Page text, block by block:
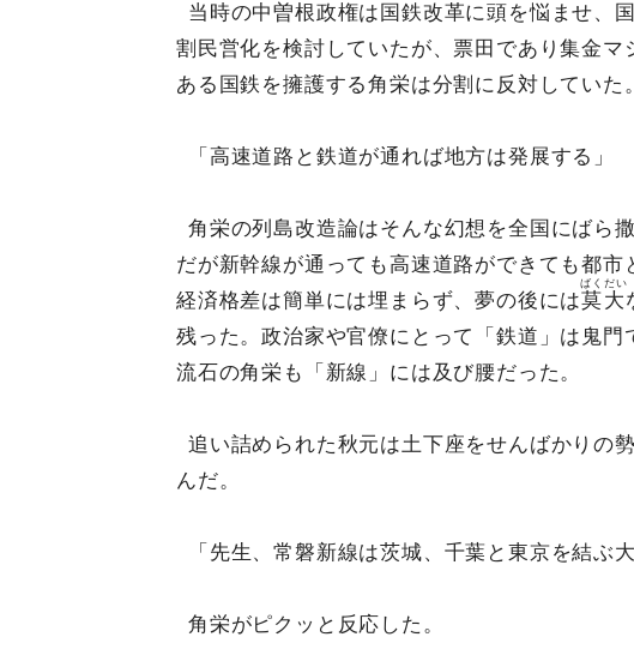
当時の中曽根政権は国鉄改革に頭を悩ませ、
割民営化を検討していたが、票田であり集金マ
ある国鉄を擁護する角栄は分割に反対していた。
「高速道路と鉄道が通れば地方は発展する」
角栄の列島改造論はそんな幻想を全国にばら撒
だが新幹線が通っても高速道路ができても都市
経済格差は簡単には埋まらず、夢の後には莫大
ばくだい
残った。政治家や官僚にとって「鉄道」は鬼門
流石の角栄も「新線」には及び腰だった。
追い詰められた秋元は土下座をせんばかりの
んだ。
「先生、常磐新線は茨城、千葉と東京を結ぶ
角栄がピクッと反応した。